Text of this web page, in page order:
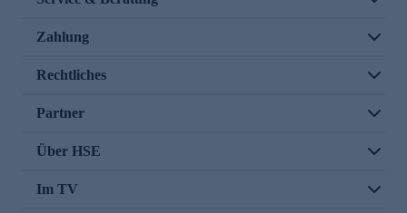
Zahlung
Rechtliches
Partner
Über HSE
Im TV